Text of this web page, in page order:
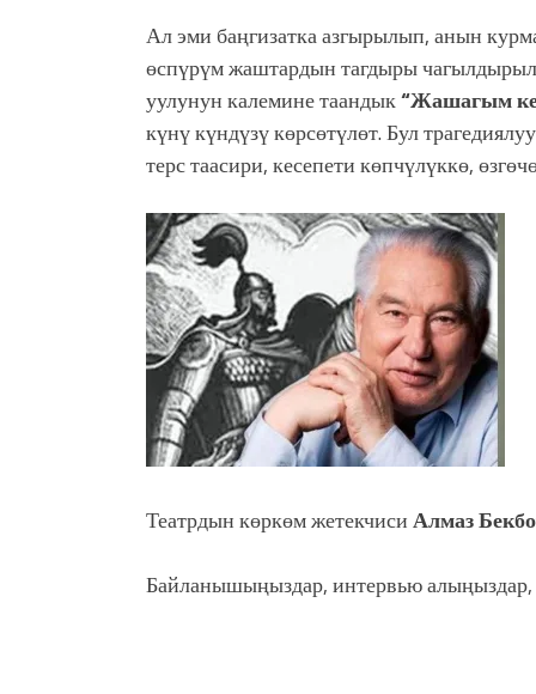
Ал эми баңгизатка азгырылып, анын
өспүрүм жаштардын тагдыры
уулунун калемине таандык“Жашагым
күнү күндүзү көрсөтүлөт. Бул
терс таасири, кесепети көпчүлүккө,
Театрдын көркөм жетекчисиАлмаз
Байланышыңыздар, интервью алыңыздар,